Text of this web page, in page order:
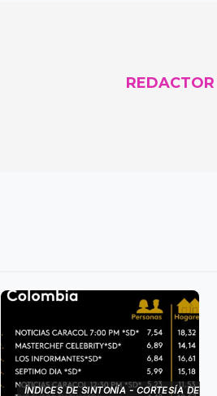
REDACTOR
ÍNDICES DE SINTONÍA - CORTESÍA DE